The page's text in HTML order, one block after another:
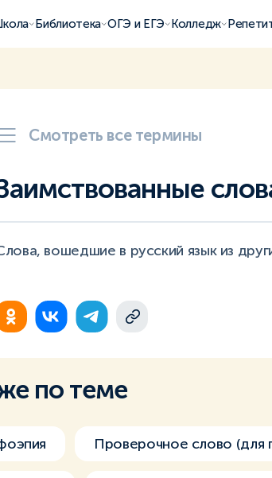
Библиотека ОГЭ и ЕГЭ Колледж
Смотреть все термины
вошедшие в русский язык из
по теме
Проверочное слово (для